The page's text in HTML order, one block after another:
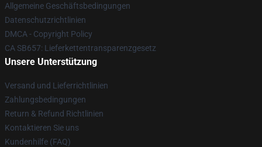
Allgemeine Geschäftsbedingungen
Datenschutzrichtlinien
DMCA - Copyright Policy
CA SB657: Lieferkettentransparenzgesetz
Unsere Unterstützung
Versand und Lieferrichtlinien
Zahlungsbedingungen
Return & Refund Richtlinien
Kontaktieren Sie uns
Kundenhilfe (FAQ)